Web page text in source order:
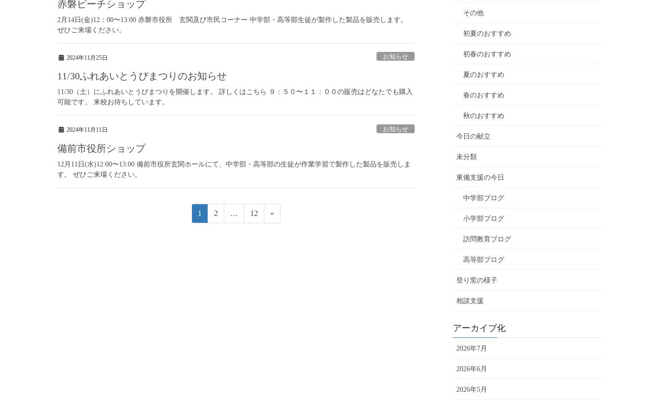
赤磐ピーチショップ
2月14日(金)12：00〜13:00 赤磐市役所 玄関及び市民コーナー 中学部・高等部生徒が製作した製品を販売します。
ぜひご来場ください。
2024年11月25日 お知らせ
11/30ふれあいとうびまつりのお知らせ
11/30（土）にふれあいとうびまつりを開催します。 詳しくはこちら ９：５０〜１１：００の販売はどなたでも購入
可能です。 来校お待ちしています。
2024年11月11日 お知らせ
備前市役所ショップ
12月11日(水)12:00〜13:00 備前市役所玄関ホールにて、中学部・高等部の生徒が作業学習で製作した製品を販売しま
す。 ぜひご来場ください。
固
定
1
固
定
2 …
固
定
12 »
その他
初夏のおすすめ
初春のおすすめ
夏のおすすめ
春のおすすめ
秋のおすすめ
今日の献立
未分類
東備支援の今日
中学部ブログ
小学部ブログ
訪問教育ブログ
高等部ブログ
登り窯の様子
相談支援
アーカイブ化
2026年7月
2026年6月
2026年5月